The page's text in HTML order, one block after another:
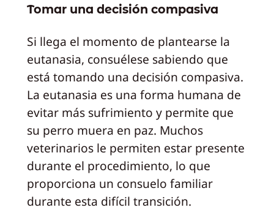
Tomar una decisión compasiva
Si llega el momento de plantearse la
eutanasia, consuélese sabiendo que
está tomando una decisión compasiva.
La eutanasia es una forma humana de
evitar más sufrimiento y permite que
su perro muera en paz. Muchos
veterinarios le permiten estar presente
durante el procedimiento, lo que
proporciona un consuelo familiar
durante esta difícil transición.